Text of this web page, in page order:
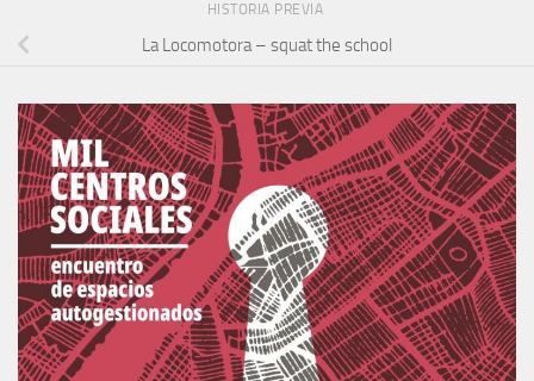
HISTORIA PREVIA
La Locomotora – squat the school